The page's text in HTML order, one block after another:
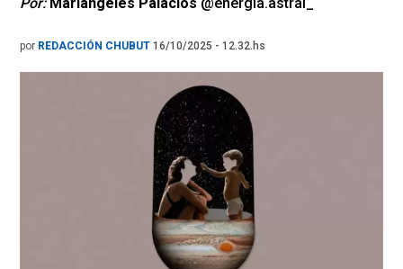
por REDACCIÓN CHUBUT 16/10/2025 - 12.32.hs